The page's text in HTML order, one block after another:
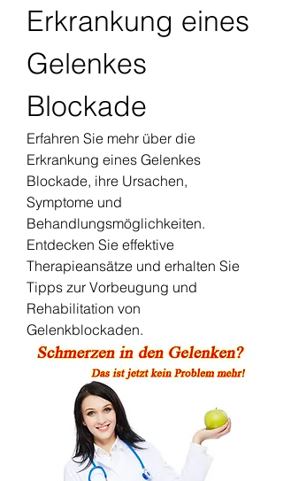
Erkrankung eines
Gelenkes
Blockade
Erfahren Sie mehr über die
Erkrankung eines Gelenkes
Blockade, ihre Ursachen,
Symptome und
Behandlungsmöglichkeiten.
Entdecken Sie effektive
Therapieansätze und erhalten Sie
Tipps zur Vorbeugung und
Rehabilitation von
Gelenkblockaden.